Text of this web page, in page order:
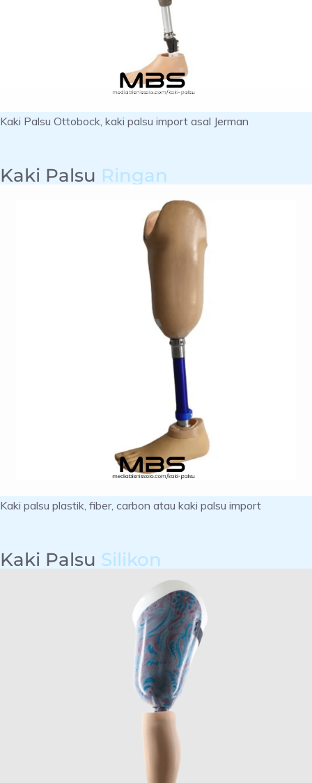
Kaki Palsu Ottobock, kaki palsu import asal Jerman
Kaki Palsu Ringan
Kaki palsu plastik, fiber, carbon atau kaki palsu import
Kaki Palsu Silikon